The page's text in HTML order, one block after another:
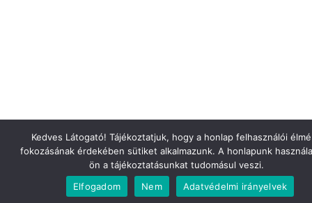
Kedves Látogató! Tájékoztatjuk, hogy a honlap felhasználói
fokozásának érdekében sütiket alkalmazunk. A honlapunk
ön a tájékoztatásunkat tudomásul veszi.
Elfogadom
Nem Adatvédelmi irányelvek